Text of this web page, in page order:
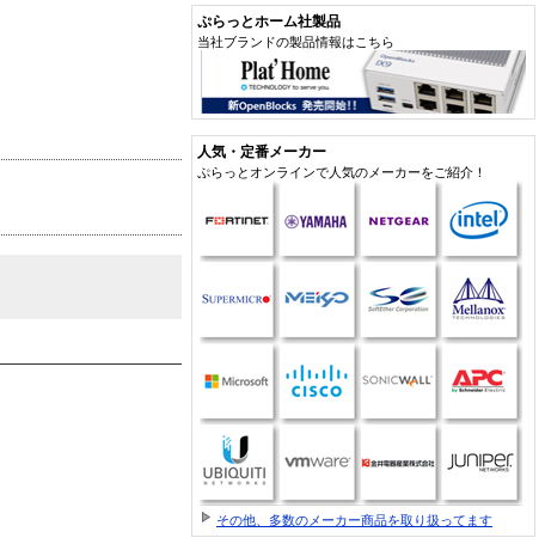
ぷらっとホーム社製品
当社ブランドの製品情報はこちら
人気・定番メーカー
ぷらっとオンラインで人気のメーカーをご紹介！
その他、多数のメーカー商品を取り扱ってます